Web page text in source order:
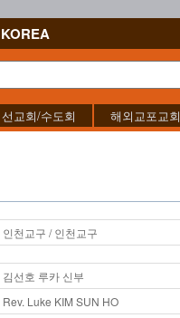
선교회/수도회 해외교포교회
인천교구 / 인천교구
김선호 루카 신부
Rev. Luke KIM SUN HO